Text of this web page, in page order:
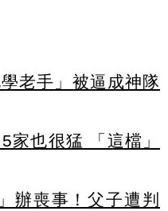
老手」被逼成神隊
家也很猛 「這檔」
辦喪事！父子遭判